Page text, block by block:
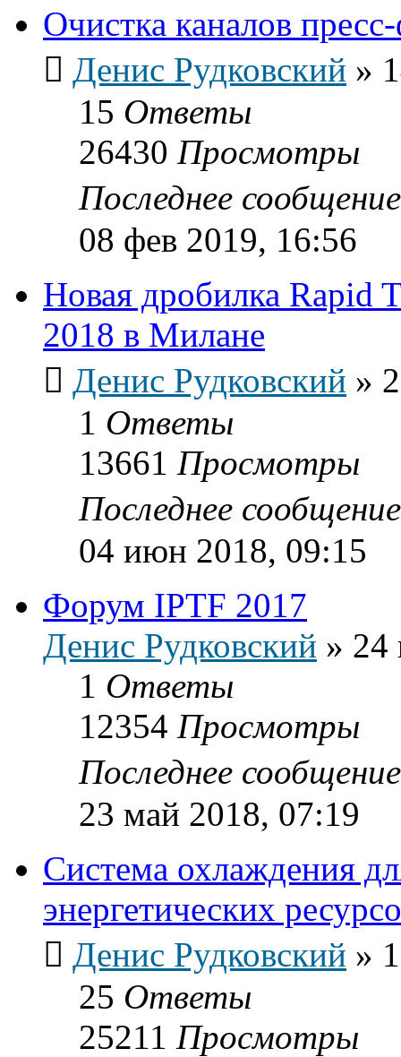
Очистка каналов
Денис Рудковский »
15 Ответы
26430 Просмотры
Последнее
08 фев 2019, 16:56
Новая дробилка Rapid
2018 в Милане
Денис Рудковский »
1 Ответы
13661 Просмотры
Последнее
04 июн 2018, 09:15
Форум IPTF 2017
Денис Рудковский » 24
1 Ответы
12354 Просмотры
Последнее
23 май 2018, 07:19
Система охлаждения
энергетических
Денис Рудковский »
25 Ответы
25211 Просмотры